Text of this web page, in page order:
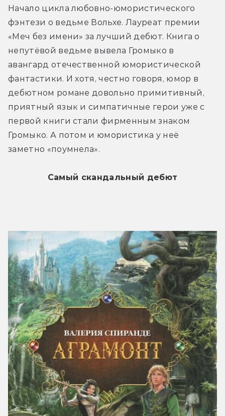
Начало цикла любовно-юмористического
фэнтези о ведьме Вольхе. Лауреат премии
«Меч без имени» за лучший дебют. Книга о
непутёвой ведьме вывела Громыко в
авангард отечественной юмористической
фантастики. И хотя, честно говоря, юмор в
дебютном романе довольно примитивный,
приятный язык и симпатичные герои уже с
первой книги стали фирменным знаком
Громыко. А потом и юмористика у неё
заметно «поумнела».
Самый скандальный дебют